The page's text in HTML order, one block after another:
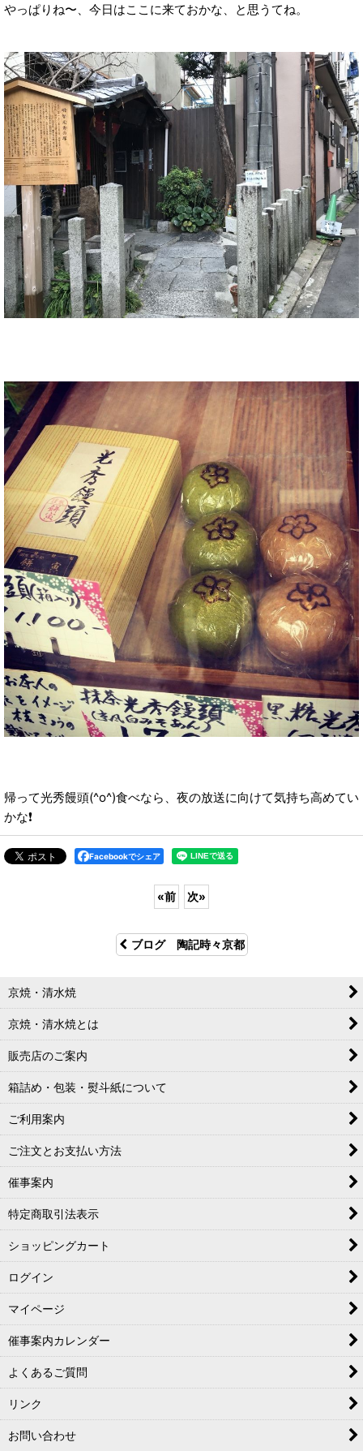
やっぱりね〜、今日はここに来ておかな、と思うてね。
帰って光秀饅頭(^o^)食べなら、夜の放送に向けて気持ち高めてい
かな❗️
Facebookでシェア
«前 次»
ブログ 陶記時々京都
京焼・清水焼
京焼・清水焼とは
販売店のご案内
箱詰め・包装・熨斗紙について
ご利用案内
ご注文とお支払い方法
催事案内
特定商取引法表示
ショッピングカート
ログイン
マイページ
催事案内カレンダー
よくあるご質問
リンク
お問い合わせ